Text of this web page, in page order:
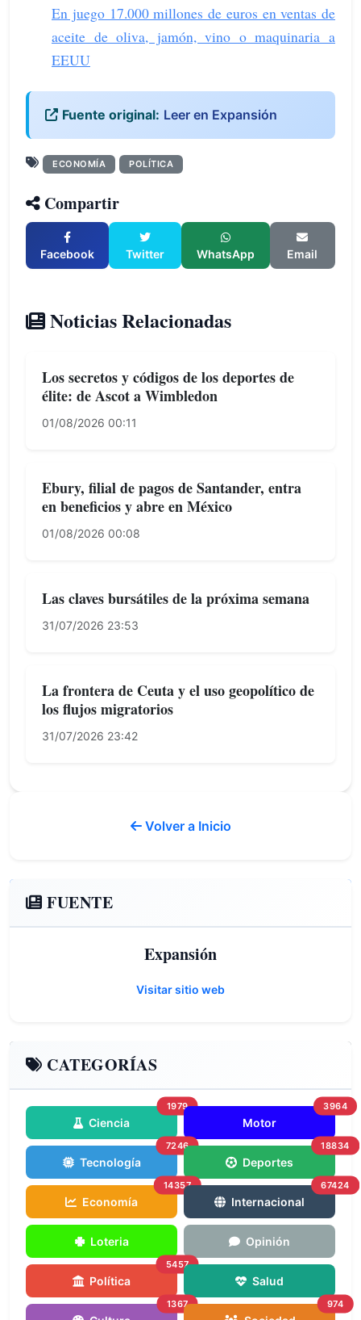
En juego 17.000 millones de euros en ventas de
aceite de oliva, jamón, vino o maquinaria a
EEUU
Fuente original: Leer en Expansión
ECONOMÍA POLÍTICA
Compartir
Facebook Twitter WhatsApp Email
Noticias Relacionadas
Los secretos y códigos de los deportes de
élite: de Ascot a Wimbledon
01/08/2026 00:11
Ebury, filial de pagos de Santander, entra
en beneficios y abre en México
01/08/2026 00:08
Las claves bursátiles de la próxima semana
31/07/2026 23:53
La frontera de Ceuta y el uso geopolítico de
los flujos migratorios
31/07/2026 23:42
Volver a Inicio
FUENTE
Expansión
Visitar sitio web
CATEGORÍAS
Ciencia
1979
Motor
3964
Tecnología
7246
Deportes
18834
Economía
14357
Internacional
67424
Loteria Opinión
Política
5457
Salud
1367 974